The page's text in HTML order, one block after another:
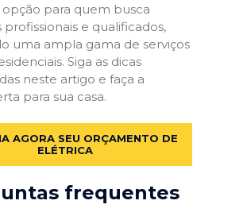
para quem busca
profissionais e qualificados,
uma ampla gama de serviços
Siga as dicas
neste artigo e faça a
para sua casa.
AGORA SEU ORÇAMENTO DE
ELÉTRICA
frequentes